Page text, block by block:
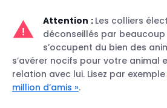
Attention : Les colliers
déconseillés par
s’occupent du bien des
s’avérer nocifs pour votre animal
relation avec lui. Lisez par exemple
million d’amis ».